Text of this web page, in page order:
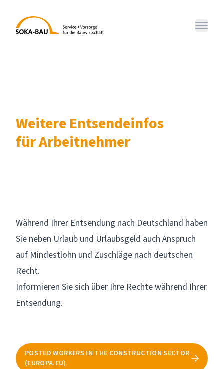
SOKA-BAU Menü
Weitere Entsendeinfos
für Arbeitnehmer
Während Ihrer Entsendung nach Deutschland haben
Sie neben Urlaub und Urlaubsgeld auch Anspruch
auf Mindestlohn und Zuschläge nach deutschen
Recht.
Informieren Sie sich über Ihre Rechte während Ihrer
Entsendung.
POSTED WORKERS IN THE CONSTRUCTION SECTOR
(EUROPA.EU)